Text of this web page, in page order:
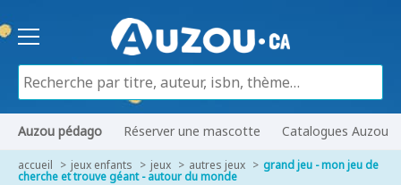
Auzou pédago Réserver une mascotte Catalogues Auzou
accueil jeux enfants jeux autres jeux grand jeu - mon jeu de
cherche et trouve géant - autour du monde